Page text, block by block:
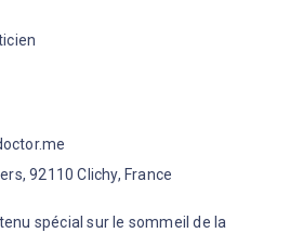
spécial sur le sommeil de la
92110 Clichy, France